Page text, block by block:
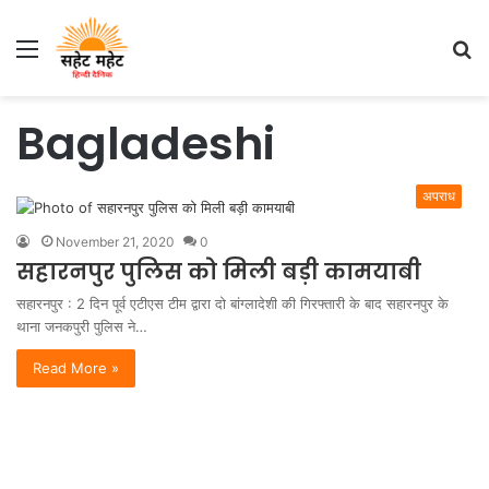
Menu
Bagladeshi
अपराध
November 21, 2020 0
सहारनपुर पुलिस को मिली बड़ी कामयाबी
सहारनपुर : 2 दिन पूर्व एटीएस टीम द्वारा दो बांग्लादेशी की गिरफ्तारी के बाद सहारनपुर के
थाना जनकपुरी पुलिस ने…
Read More »